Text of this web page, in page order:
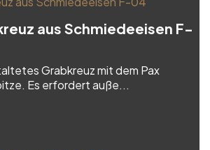
aus Schmiedeeisen F-
Grabkreuz mit dem Pax
Es erfordert auße...